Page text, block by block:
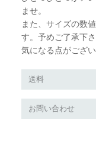
ませ。
また、サイズの数
す。予めご了承下さ
気になる点がござ
送料
お問い合わせ